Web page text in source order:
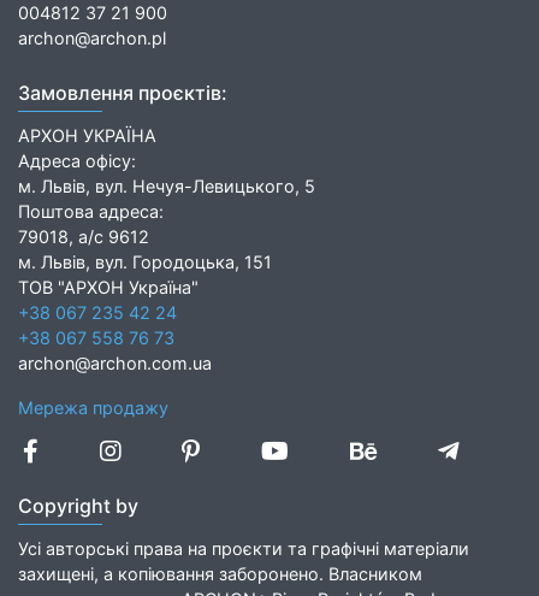
004812 37 21 900
archon@archon.pl
Замовлення проєктів:
АРХОН УКРАЇНА
Адреса офісу:
м. Львів, вул. Нечуя-Левицького, 5
Поштова адреса:
79018, а/с 9612
м. Львів, вул. Городоцька, 151
ТОВ "АРХОН Україна"
+38 067 235 42 24
+38 067 558 76 73
archon@archon.com.ua
Мережа продажу
Copyright by
Усі авторські права на проєкти та графічні матеріали
захищені, а копіювання заборонено. Власником